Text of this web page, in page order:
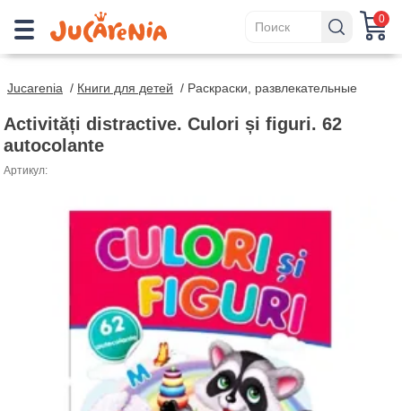
0
Jucarenia / Книги для детей / Раскраски, развлекательные
Activități distractive. Culori și figuri. 62
autocolante
Артикул: